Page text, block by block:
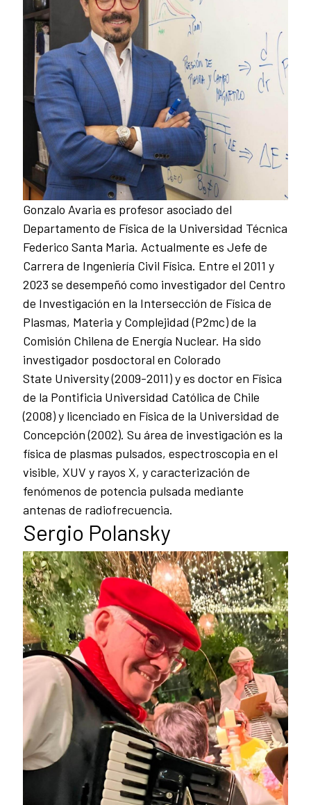
Gonzalo Avaria es profesor asociado del
Departamento de Física de la Universidad Técnica
Federico Santa Maria. Actualmente es Jefe de
Carrera de Ingeniería Civil Física. Entre el 2011 y
2023 se desempeñó como investigador del Centro
de Investigación en la Intersección de Física de
Plasmas, Materia y Complejidad (P2mc) de la
Comisión Chilena de Energía Nuclear. Ha sido
investigador posdoctoral en Colorado
State University (2009-2011) y es doctor en Física
de la Pontificia Universidad Católica de Chile
(2008) y licenciado en Física de la Universidad de
Concepción (2002). Su área de investigación es la
física de plasmas pulsados, espectroscopia en el
visible, XUV y rayos X, y caracterización de
fenómenos de potencia pulsada mediante
antenas de radiofrecuencia.
Sergio Polansky